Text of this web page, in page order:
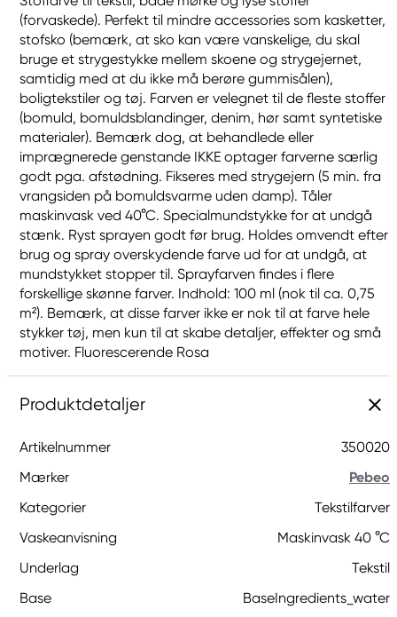
(forvaskede). Perfekt til mindre accessories som kasketter,
stofsko (bemærk, at sko kan være vanskelige, du skal
bruge et strygestykke mellem skoene og strygejernet,
samtidig med at du ikke må berøre gummisålen),
boligtekstiler og tøj. Farven er velegnet til de fleste stoffer
(bomuld, bomuldsblandinger, denim, hør samt syntetiske
materialer). Bemærk dog, at behandlede eller
imprægnerede genstande IKKE optager farverne særlig
godt pga. afstødning. Fikseres med strygejern (5 min. fra
vrangsiden på bomuldsvarme uden damp). Tåler
maskinvask ved 40°C. Specialmundstykke for at undgå
stænk. Ryst sprayen godt før brug. Holdes omvendt efter
brug og spray overskydende farve ud for at undgå, at
mundstykket stopper til. Sprayfarven findes i flere
forskellige skønne farver. Indhold: 100 ml (nok til ca. 0,75
m²). Bemærk, at disse farver ikke er nok til at farve hele
stykker tøj, men kun til at skabe detaljer, effekter og små
motiver. Fluorescerende Rosa
Produktdetaljer
Artikelnummer
350020
Mærker
Pebeo
Kategorier
Tekstilfarver
Vaskeanvisning
Maskinvask 40 °C
Underlag
Tekstil
Base
BaseIngredients_water